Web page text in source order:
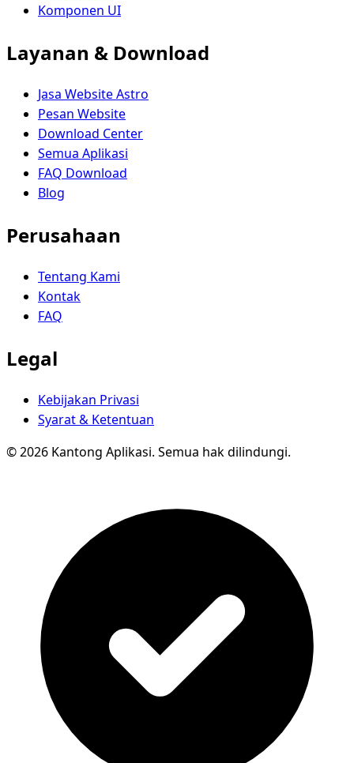
Komponen UI
Layanan & Download
Jasa Website Astro
Pesan Website
Download Center
Semua Aplikasi
FAQ Download
Blog
Perusahaan
Tentang Kami
Kontak
FAQ
Legal
Kebijakan Privasi
Syarat & Ketentuan
© 2026 Kantong Aplikasi. Semua hak dilindungi.